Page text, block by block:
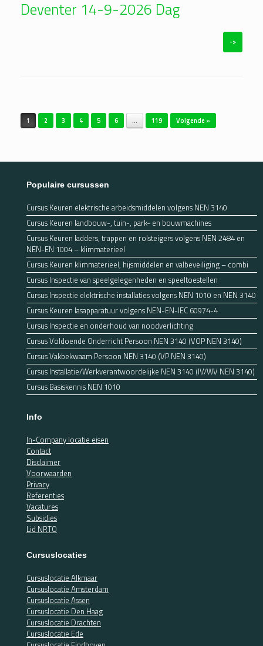
Deventer 14-9-2026 Dag
->
1 2 3 4 5 6 … 119 Volgende »
Populaire cursussen
Cursus Keuren elektrische arbeidsmiddelen volgens NEN 3140
Cursus Keuren landbouw-, tuin-, park- en bouwmachines
Cursus Keuren ladders, trappen en rolsteigers volgens NEN 2484 en
NEN-EN 1004 – klimmaterieel
Cursus Keuren klimmaterieel, hijsmiddelen en valbeveiliging – combi
Cursus Inspectie van speelgelegenheden en speeltoestellen
Cursus Inspectie elektrische installaties volgens NEN 1010 en NEN 3140
Cursus Keuren lasapparatuur volgens NEN-EN-IEC 60974-4
Cursus Inspectie en onderhoud van noodverlichting
Cursus Voldoende Onderricht Persoon NEN 3140 (VOP NEN 3140)
Cursus Vakbekwaam Persoon NEN 3140 (VP NEN 3140)
Cursus Installatie/Werkverantwoordelijke NEN 3140 (IV/WV NEN 3140)
Cursus Basiskennis NEN 1010
Info
In-Company locatie eisen
Contact
Disclaimer
Voorwaarden
Privacy
Referenties
Vacatures
Subsidies
Lid NRTO
Cursuslocaties
Cursuslocatie Alkmaar
Cursuslocatie Amsterdam
Cursuslocatie Assen
Cursuslocatie Den Haag
Cursuslocatie Drachten
Cursuslocatie Ede